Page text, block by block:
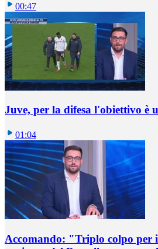
00:47
Juve, per la difesa l'obiettivo è
01:04
Accomando: "Triplo colpo per